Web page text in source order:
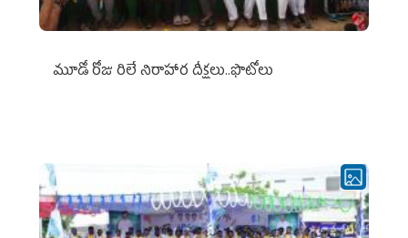
మూడో రోజు రిలే నిరాహార దీక్షలు..ఫొటోలు